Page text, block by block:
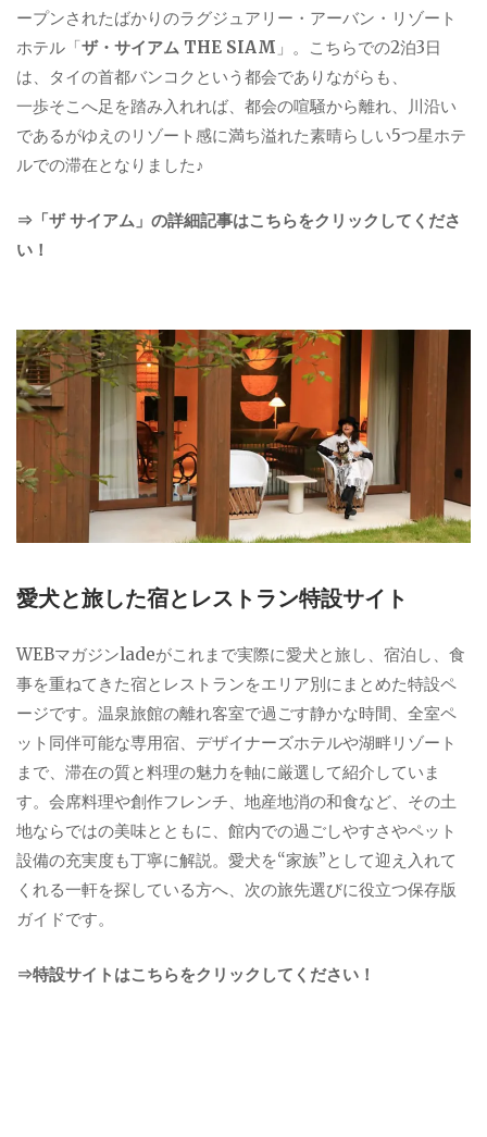
ープンされたばかりのラグジュアリー・アーバン・リゾート
ホテル「ザ・サイアム THE SIAM 」。こちらでの2泊3日
は、タイの首都バンコクという都会でありながらも、
一歩そこへ足を踏み入れれば、都会の喧騒から離れ、川沿い
であるがゆえのリゾート感に満ち溢れた素晴らしい5つ星ホテ
ルでの滞在となりました♪
⇒「ザ サイアム」の詳細記事はこちらをクリックしてくださ
い！
愛犬と旅した宿とレストラン特設サイト
WEBマガジンladeがこれまで実際に愛犬と旅し、宿泊し、食
事を重ねてきた宿とレストランをエリア別にまとめた特設ペ
ージです。温泉旅館の離れ客室で過ごす静かな時間、全室ペ
ット同伴可能な専用宿、デザイナーズホテルや湖畔リゾート
まで、滞在の質と料理の魅力を軸に厳選して紹介していま
す。会席料理や創作フレンチ、地産地消の和食など、その土
地ならではの美味とともに、館内での過ごしやすさやペット
設備の充実度も丁寧に解説。愛犬を“家族”として迎え入れて
くれる一軒を探している方へ、次の旅先選びに役立つ保存版
ガイドです。
⇒特設サイトはこちらをクリックしてください！